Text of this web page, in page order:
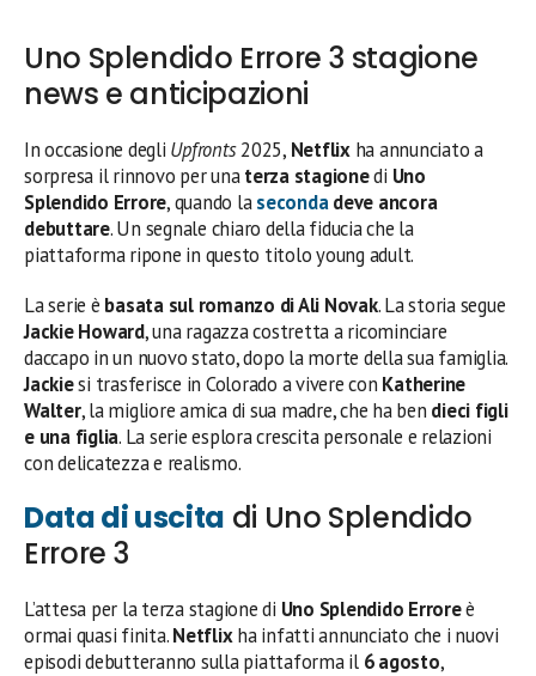
Uno Splendido Errore 3 stagione
news e anticipazioni
In occasione degli Upfronts2025, Netflixha annunciato a
sorpresa il rinnovo per unaterza stagionedi Uno
Splendido Errore, quando lasecondadeve ancora
debuttare. Un segnale chiaro della fiducia che la
piattaforma ripone in questo titolo young adult.
La serie è basata sul romanzo di Ali Novak. La storia segue
Jackie Howard, una ragazza costretta a ricominciare
daccapo in un nuovo stato, dopo la morte della sua famiglia.
Jackiesi trasferisce in Colorado a vivere con Katherine
Walter, la migliore amica di sua madre, che ha ben dieci figli
e una figlia. La serie esplora crescita personale e relazioni
con delicatezza e realismo.
Data di uscita di Uno Splendido
Errore 3
L’attesa per la terza stagione di Uno Splendido Erroreè
ormai quasi finita.Netflixha infatti annunciato che i nuovi
episodi debutteranno sulla piattaforma il 6 agosto,